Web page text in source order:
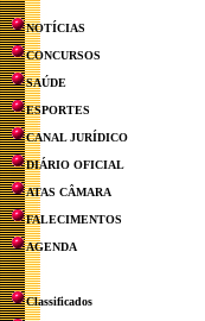
NOTÍCIAS
CONCURSOS
SAÚDE
ESPORTES
CANAL JURÍDICO
DIÁRIO OFICIAL
ATAS CÂMARA
FALECIMENTOS
AGENDA
Classificados